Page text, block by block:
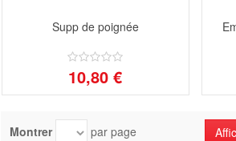
Supp de poignée
10,80 €
Montrer par page